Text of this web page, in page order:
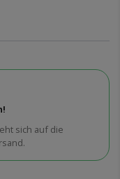
sich auf die